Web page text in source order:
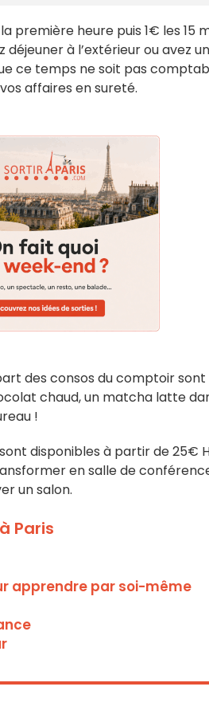
première heure puis 1€ les 15
à l’extérieur ou avez
ce temps ne soit pas
affaires en sureté.
des consos du comptoir
chaud, un matcha latte
!
disponibles à partir de 25€
en salle de
un salon.
Paris
apprendre par soi-même